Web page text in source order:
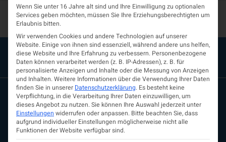
Dr. Helmut Rauschka
Wenn Sie unter 16 Jahre alt sind und Ihre Einwilligung zu optionalen
Services geben möchten, müssen Sie Ihre Erziehungsberechtigten um
Erlaubnis bitten.
Wir verwenden Cookies und andere Technologien auf unserer
Website. Einige von ihnen sind essenziell, während andere uns helfen,
diese Website und Ihre Erfahrung zu verbessern. Personenbezogene
Daten können verarbeitet werden (z. B. IP-Adressen), z. B. für
personalisierte Anzeigen und Inhalte oder die Messung von Anzeigen
und Inhalten.Weitere Informationen über die Verwendung Ihrer Daten
finden Sie in unserer Datenschutzerklärung. Es besteht keine
Verpflichtung, in die Verarbeitung Ihrer Daten einzuwilligen, um
dieses Angebot zu nutzen.Sie können Ihre Auswahl jederzeit unter
Einstellungen widerrufen oder anpassen. Bitte beachten Sie, dass
aufgrund individueller Einstellungen möglicherweise nicht alle
Funktionen der Website verfügbar sind.